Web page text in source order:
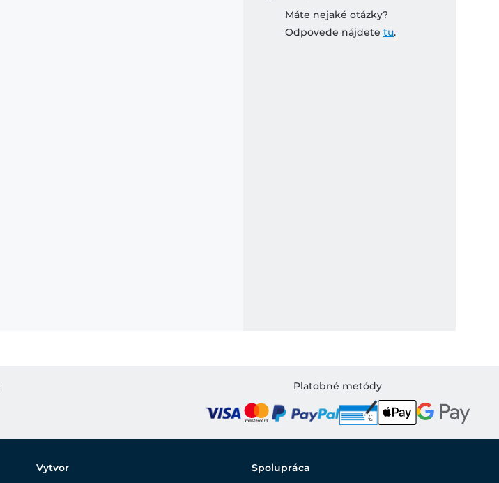
Máte nejaké otázky?
Odpovede nájdete tu.
Platobné metódy
Vytvor Spolupráca